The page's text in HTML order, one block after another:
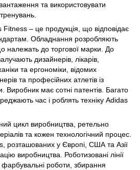
та використовувати
– це продукція, що відповідає
Обладнання розробляють
належать до торгової марки. До
дизайнерів, лікарів,
та ергономіки, відомих
та професійних атлетів із
Виробник має сотні патентів. Багато
час і роблять техніку Adidas
цикл виробництва, ретельно
та кожен технологічний процес.
розташованих у Європі, США та Азії
виробництва. Роботизовані лінії
роботи, збирання